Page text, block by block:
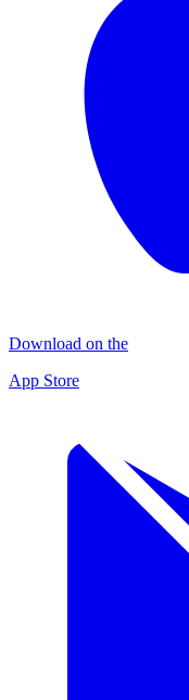
Download on the
App Store